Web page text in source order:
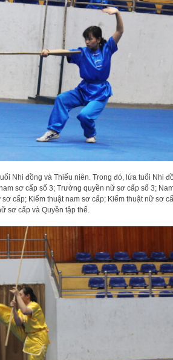
Nhi đồng và Thiếu niên. Trong đó, lứa tuổi Nhi
sơ cấp số 3; Trường quyền nữ sơ cấp số 3;
cấp; Kiếm thuật nam sơ cấp; Kiếm thuật nữ sơ
sơ cấp và Quyền tập thể.